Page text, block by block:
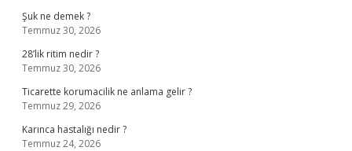
Şuk ne demek ?
Temmuz 30, 2026
28’lik ritim nedir ?
Temmuz 30, 2026
Ticarette korumacilik ne anlama gelir ?
Temmuz 29, 2026
Karınca hastalığı nedir ?
Temmuz 24, 2026